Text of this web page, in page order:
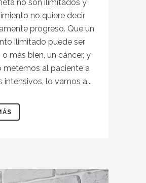
no son ilimitados y
no quiere decir
progreso. Que un
ilimitado puede ser
más bien, un cáncer, y
metemos al paciente a
intensivos, lo vamos a...